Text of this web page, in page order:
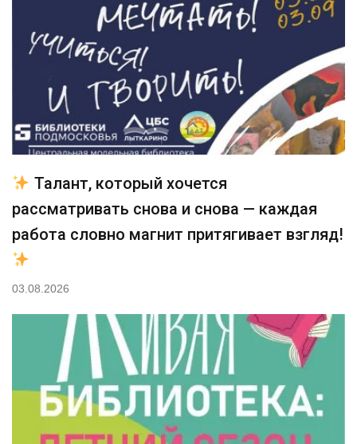
Талант, который хочется
рассматривать снова и снова — каждая
работа словно магнит притягивает взгляд!
03.08.2026